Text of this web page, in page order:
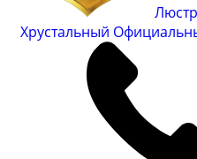
Хрустальный